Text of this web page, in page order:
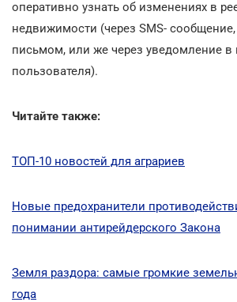
оперативно узнать об изменениях в
недвижимости (через SMS-
письмом, или же через уведомление в
пользователя).
Читайте также:
ТОП-10 новостей для аграриев
Новые предохранители
понимании антирейдерского Закона
Земля раздора: самые громкие
года